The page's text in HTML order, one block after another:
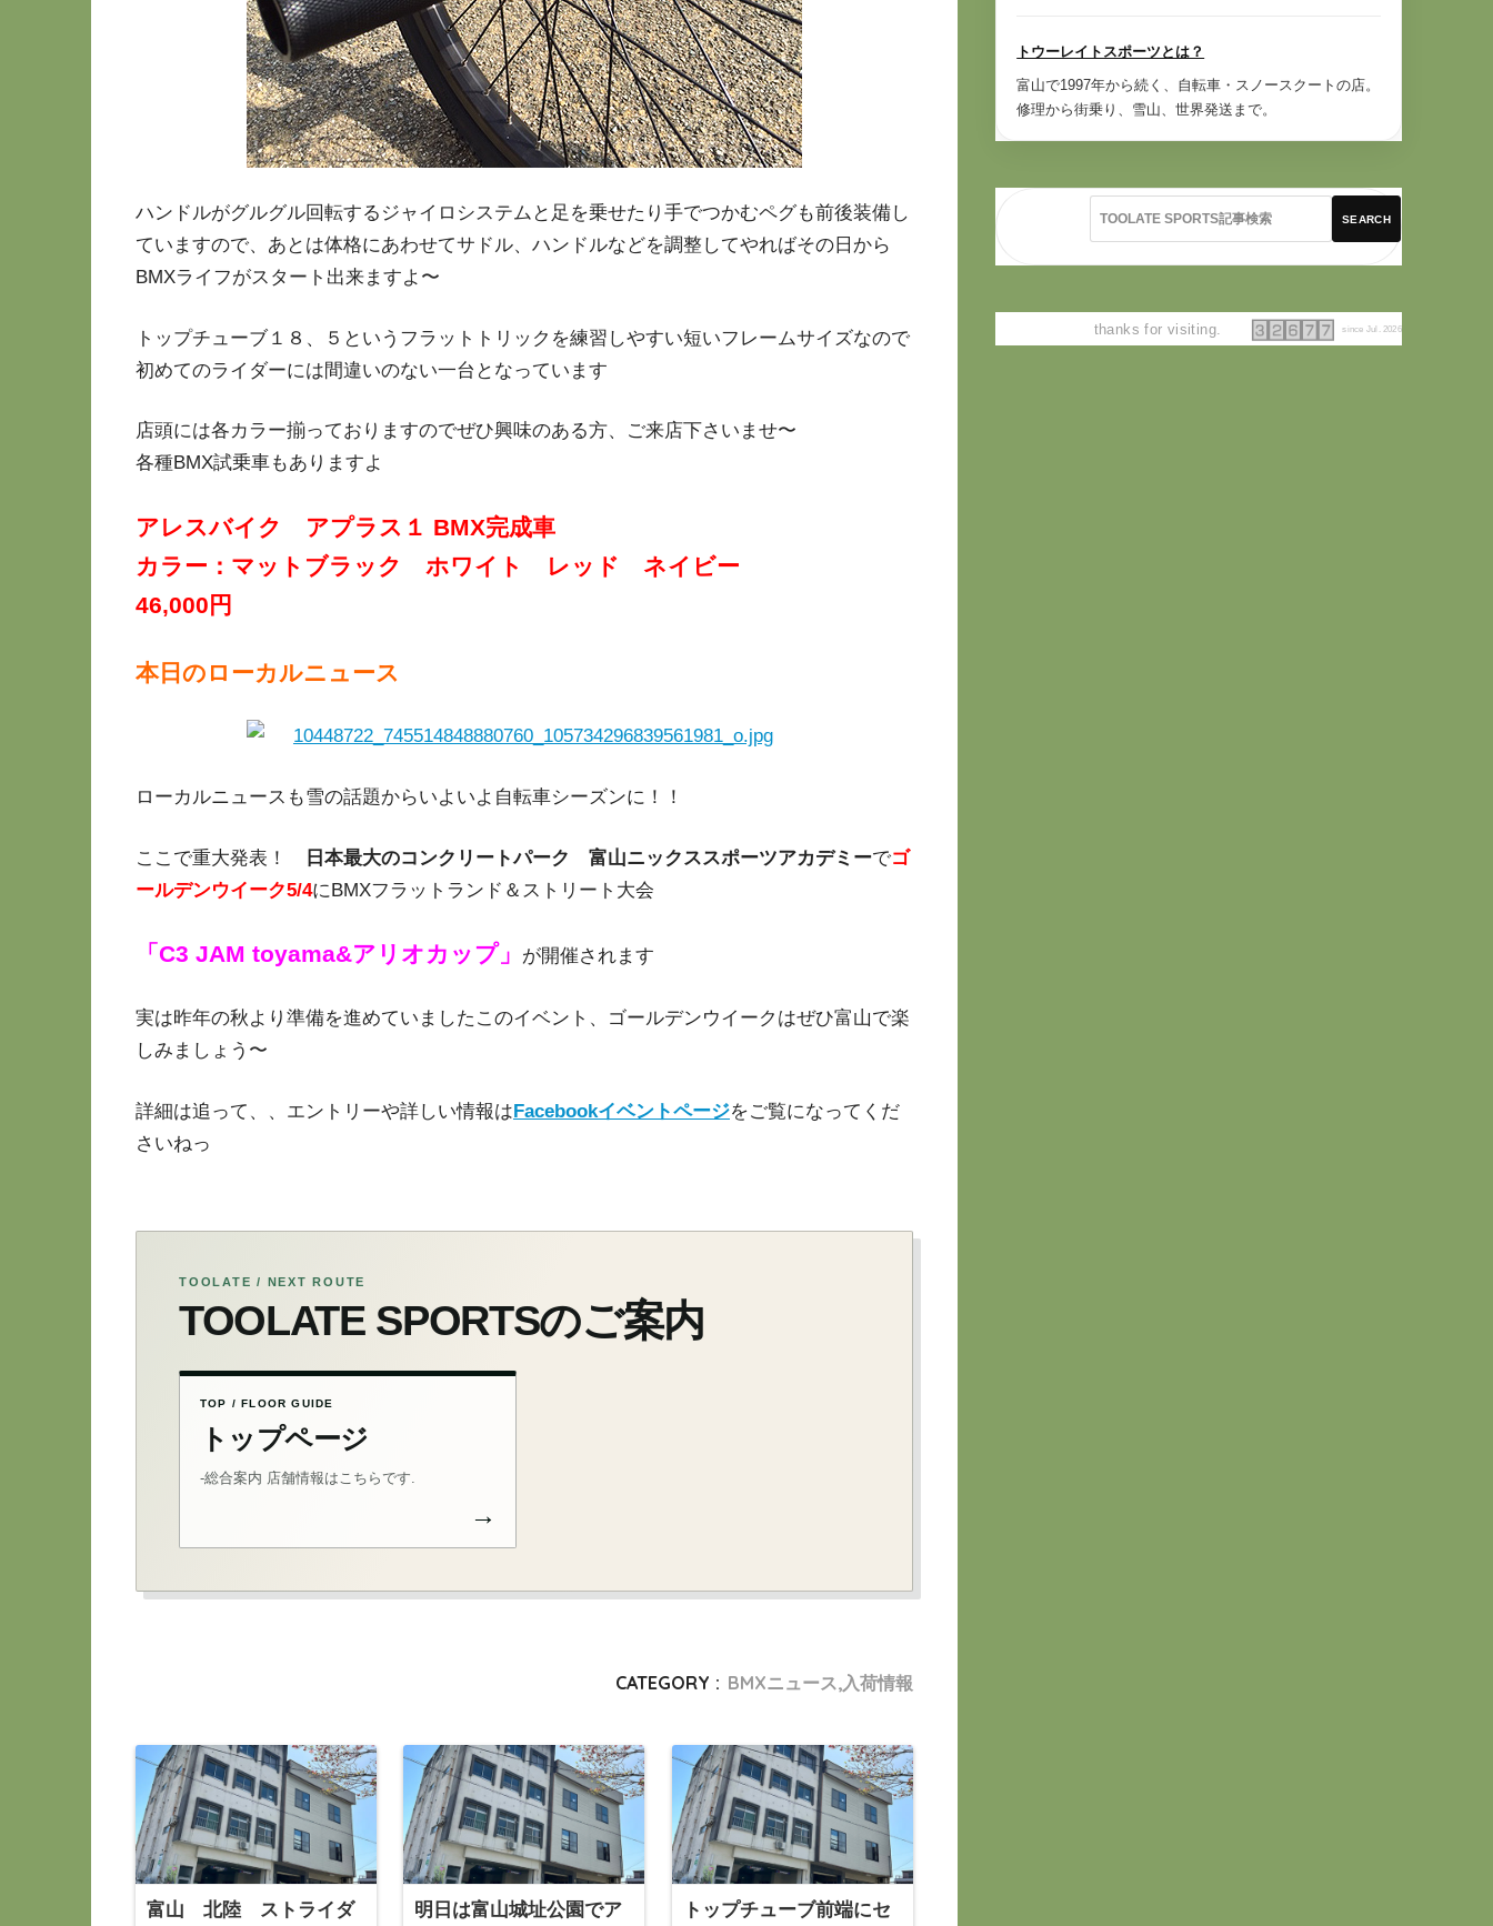
ハンドルがグルグル回転するジャイロシステムと足を乗せたり手でつかむペグも前後装備し
ていますので、あとは体格にあわせてサドル、ハンドルなどを調整してやればその日から
BMXライフがスタート出来ますよ〜
トップチューブ１８、５というフラットトリックを練習しやすい短いフレームサイズなので
初めてのライダーには間違いのない一台となっています
店頭には各カラー揃っておりますのでぜひ興味のある方、ご来店下さいませ〜
各種BMX試乗車もありますよ
アレスバイク アプラス１ BMX完成車
カラー：マットブラック ホワイト レッド ネイビー
46,000円
本日のローカルニュース
ローカルニュースも雪の話題からいよいよ自転車シーズンに！！
ここで重大発表！ 日本最大のコンクリートパーク 富山ニックススポーツアカデミーでゴ
ールデンウイーク5/4にBMXフラットランド＆ストリート大会
「C3 JAM toyama&アリオカップ」 が開催されます
実は昨年の秋より準備を進めていましたこのイベント、ゴールデンウイークはぜひ富山で楽
しみましょう〜
詳細は追って、、エントリーや詳しい情報はFacebookイベントページをご覧になってくだ
さいねっ
TOOLATE / NEXT ROUTE
TOOLATE SPORTSのご案内
TOP / FLOOR GUIDE
トップページ
-総合案内 店舗情報はこちらです.
→
CATEGORY : BMXニュース,入荷情報
富山 北陸 ストライダ 明日は富山城址公園でア トップチューブ前端にセ
トウーレイトスポーツとは？
富山で1997年から続く、自転車・スノースクートの店。
修理から街乗り、雪山、世界発送まで。
SEARCH
thanks for visiting. since Jul. 2026